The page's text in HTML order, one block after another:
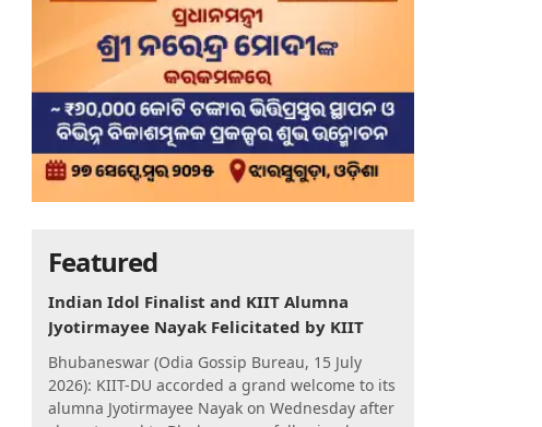
Featured
Indian Idol Finalist and KIIT Alumna
Jyotirmayee Nayak Felicitated by KIIT
Bhubaneswar (Odia Gossip Bureau, 15 July
2026): KIIT-DU accorded a grand welcome to its
alumna Jyotirmayee Nayak on Wednesday after